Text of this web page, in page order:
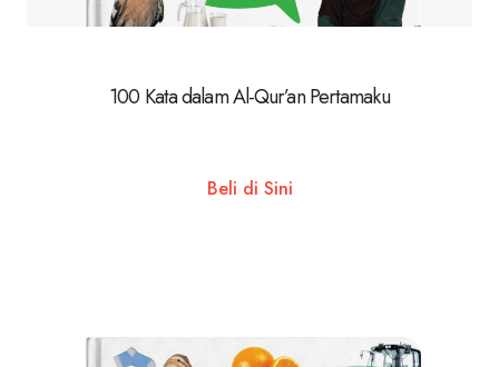
100 Kata dalam Al-Qur’an Pertamaku
Beli di Sini